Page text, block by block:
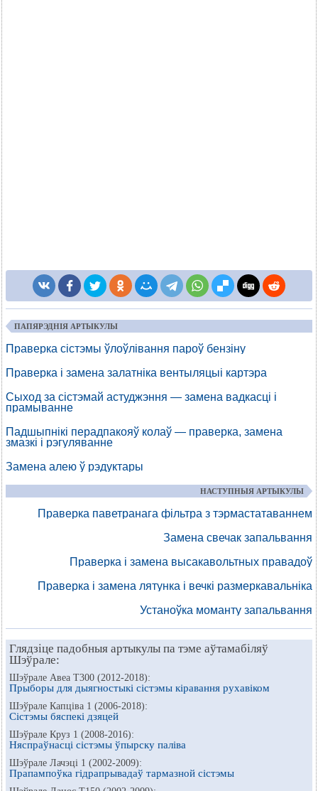
ПАПЯРЭДНІЯ АРТЫКУЛЫ
Праверка сістэмы ўлоўлівання пароў бензіну
Праверка і замена залатніка вентыляцыі картэра
Сыход за сістэмай астуджэння — замена вадкасці і
прамыванне
Падшыпнікі перадпакояў колаў — праверка, замена
змазкі і рэгуляванне
Замена алею ў рэдуктары
НАСТУПНЫЯ АРТЫКУЛЫ
Праверка паветранага фільтра з тэрмастатаваннем
Замена свечак запальвання
Праверка і замена высакавольтных правадоў
Праверка і замена лятунка і вечкі размеркавальніка
Устаноўка моманту запальвання
Глядзіце падобныя артыкулы па тэме аўтамабіляў
Шэўрале:
Шэўрале Авеа Т300 (2012-2018):
Прыборы для дыягностыкі сістэмы кіравання рухавіком
Шэўрале Капціва 1 (2006-2018):
Сістэмы бяспекі дзяцей
Шэўрале Круз 1 (2008-2016):
Няспраўнасці сістэмы ўпырску паліва
Шэўрале Лачэці 1 (2002-2009):
Прапампоўка гідрапрывадаў тармазной сістэмы